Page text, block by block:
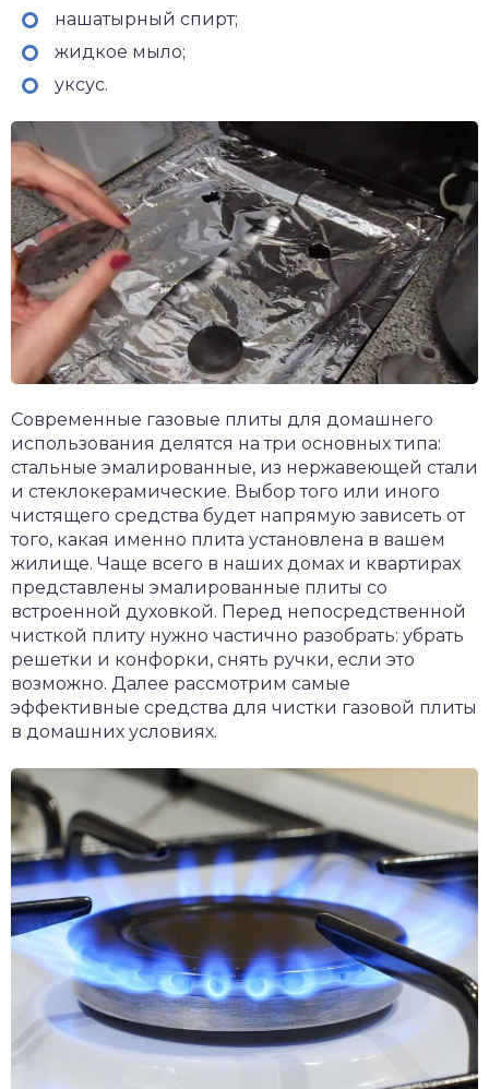
нашатырный спирт;
жидкое мыло;
уксус.
Современные газовые плиты для домашнего
использования делятся на три основных типа:
стальные эмалированные, из нержавеющей стали
и стеклокерамические. Выбор того или иного
чистящего средства будет напрямую зависеть от
того, какая именно плита установлена в вашем
жилище. Чаще всего в наших домах и квартирах
представлены эмалированные плиты со
встроенной духовкой. Перед непосредственной
чисткой плиту нужно частично разобрать: убрать
решетки и конфорки, снять ручки, если это
возможно. Далее рассмотрим самые
эффективные средства для чистки газовой плиты
в домашних условиях.